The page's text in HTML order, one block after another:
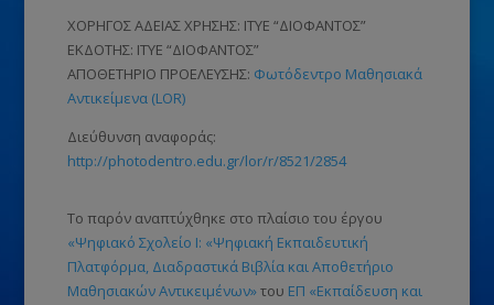
ΧΟΡΗΓΟΣ ΑΔΕΙΑΣ ΧΡΗΣΗΣ: ΙΤΥΕ “ΔΙΟΦΑΝΤΟΣ”
ΕΚΔΟΤΗΣ: ΙΤΥΕ “ΔΙΟΦΑΝΤΟΣ”
ΑΠΟΘΕΤΗΡΙΟ ΠΡΟΕΛΕΥΣΗΣ: Φωτόδεντρο Μαθησιακά
Αντικείμενα (LOR)
Διεύθυνση αναφοράς:
http://photodentro.edu.gr/lor/r/8521/2854
Το παρόν αναπτύχθηκε στο πλαίσιο του έργου
«Ψηφιακό Σχολείο Ι: «Ψηφιακή Εκπαιδευτική
Πλατφόρμα, Διαδραστικά Βιβλία και Αποθετήριο
Μαθησιακών Αντικειμένων»του ΕΠ «Εκπαίδευση και